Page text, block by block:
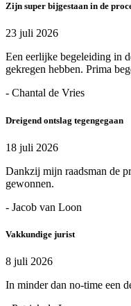
Zijn super bijgestaan in de
23 juli 2026
Een eerlijke begeleiding in
gekregen hebben. Prima
- Chantal de Vries
Dreigend ontslag tegengegaan
18 juli 2026
Dankzij mijn raadsman de
gewonnen.
- Jacob van Loon
Vakkundige jurist
8 juli 2026
In minder dan no-time een